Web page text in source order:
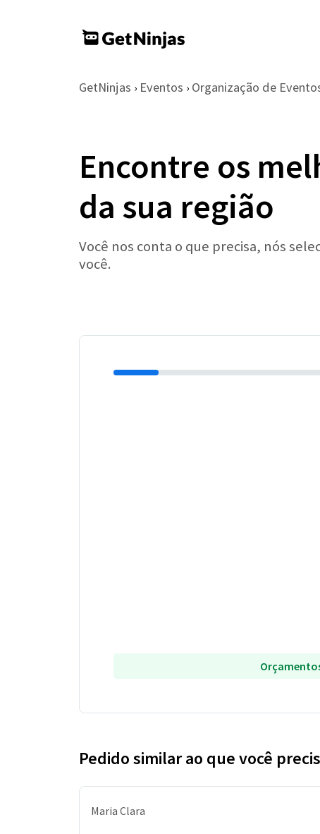
GetNinjas › Eventos › Organização de
Encontre os
da sua região
Você nos conta o que precisa, nós
você.
Pedido similar ao que você
Maria Clara